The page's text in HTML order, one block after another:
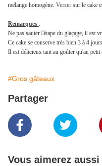
mélange homogène. Verser sur le cake
Remarques :
Ne pas sauter l'étape du glaçage, il est
Ce cake se conserve très bien 3 à 4
Il est délicieux tant au goûter qu'au petit
#Gros gâteaux
Partager
Vous aimerez aussi